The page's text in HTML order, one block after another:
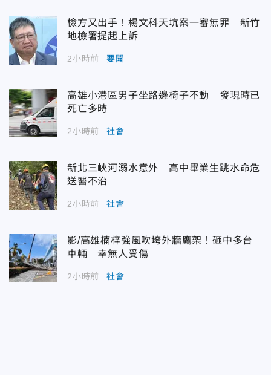
檢方又出手！楊文科天坑案一審無罪 新竹
地檢署提起上訴
2小時前 要聞
高雄小港區男子坐路邊椅子不動 發現時已
死亡多時
2小時前 社會
新北三峽河溺水意外 高中畢業生跳水命危
送醫不治
2小時前 社會
影/高雄楠梓強風吹垮外牆鷹架！砸中多台
車輛 幸無人受傷
2小時前 社會